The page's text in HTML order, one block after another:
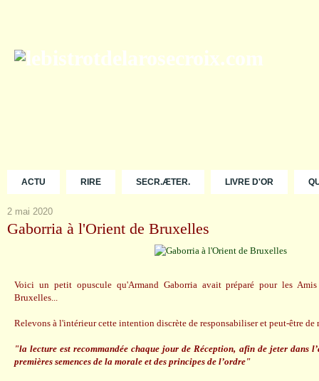
ACTU RIRE SECR.ÆTER. LIVRE D'OR
2 mai 2020
Gaborria à l'Orient de Bruxelles
Voici un petit opuscule qu'Armand Gaborria avait préparé pour les
Bruxelles...
Relevons à l'intérieur cette intention discrète de responsabiliser et peut-être
"la lecture est recommandée chaque jour de Réception, afin de jeter dans
premières semences de la morale et des principes de l’ordre"